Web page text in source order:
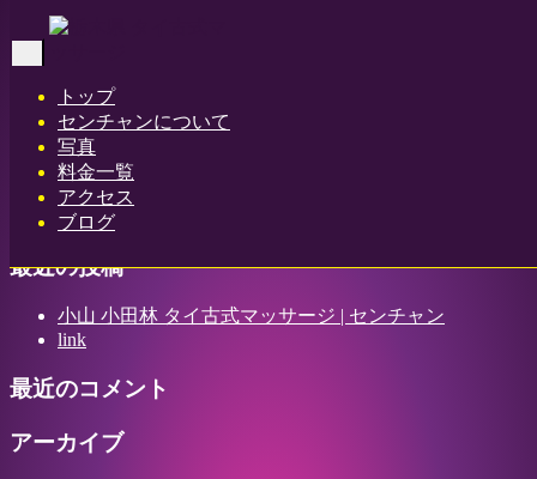
トップ
センチャンについて
写真
料金一覧
アクセス
ブログ
Home
アイ(Ai)小山 小田林 タイ古式マッサージ | センチャン
最近の投稿
小山 小田林 タイ古式マッサージ | センチャン
link
最近のコメント
アーカイブ